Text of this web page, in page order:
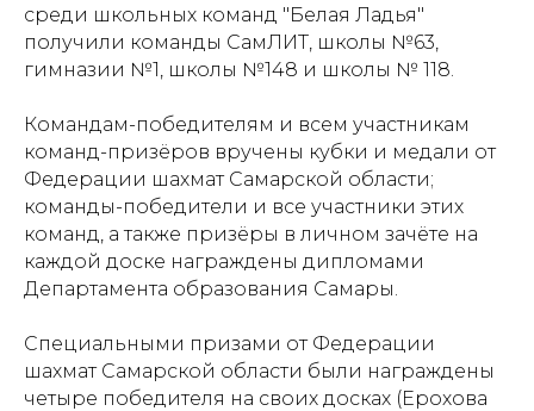
среди школьных команд "Белая Ладья"
получили команды СамЛИТ, школы №63,
гимназии №1, школы №148 и школы № 118.
Командам-победителям и всем участникам
команд-призёров вручены кубки и медали от
Федерации шахмат Самарской области;
команды-победители и все участники этих
команд, а также призёры в личном зачёте на
каждой доске награждены дипломами
Департамента образования Самары.
Специальными призами от Федерации
шахмат Самарской области были награждены
четыре победителя на своих досках (Ерохова
Ресурсные центры
Новости
Контакты